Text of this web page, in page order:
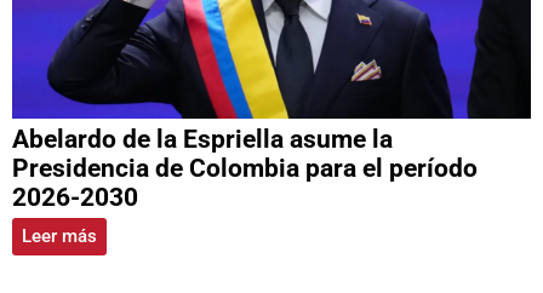
Abelardo de la Espriella asume la
Presidencia de Colombia para el período
2026-2030
Leer más